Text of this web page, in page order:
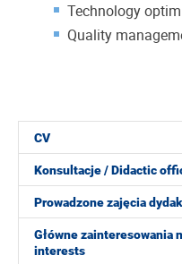
CV
Konsultacje / Didactic
Prowadzone zajęcia
Główne zainteresowania
interests
Technology
Quality